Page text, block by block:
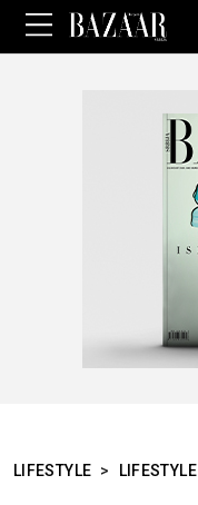
LIFESTYLE > LIFESTYLE